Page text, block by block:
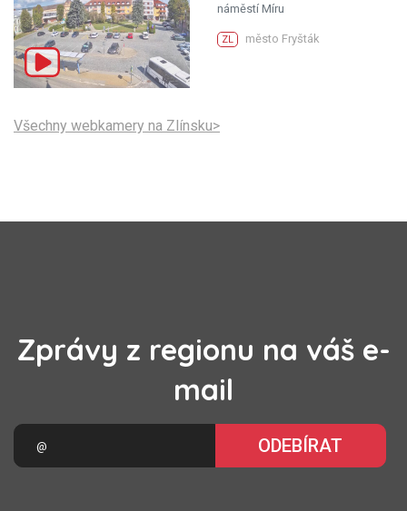
náměstí Míru
ZL město Fryšták
Všechny webkamery na Zlínsku>
Zprávy z regionu na váš e-
mail
ODEBÍRAT